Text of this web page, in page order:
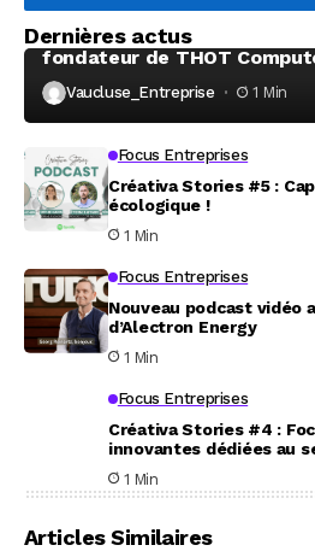
Dernières actus
À la rencontre de
fondateur de THOT
Vaucluse_Entreprise 1 Min
Focus Entreprises
Créativa Stories #5 :
écologique !
1 Min
Focus Entreprises
Nouveau podcast vidéo
d’Alectron Energy
1 Min
Focus Entreprises
Créativa Stories #4 :
innovantes dédiées au
1 Min
Articles Similaires